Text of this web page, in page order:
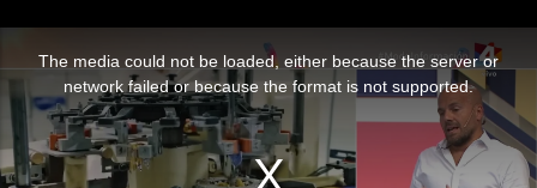
The media could not be loaded, either because the server or
network failed or because the format is not supported.